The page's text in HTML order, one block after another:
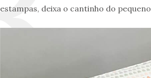
estampas, deixa o cantinho do